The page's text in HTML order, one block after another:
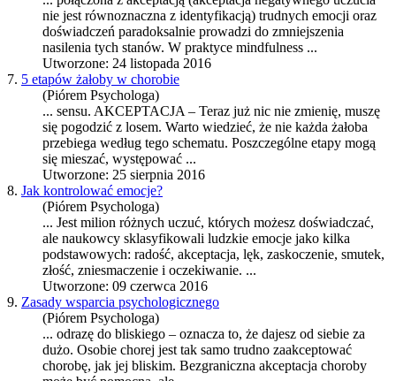
nie jest równoznaczna z identyfikacją) trudnych emocji oraz
doświadczeń paradoksalnie prowadzi do zmniejszenia
nasilenia tych stanów. W praktyce mindfulness ...
Utworzone: 24 listopada 2016
7. 5 etapów żałoby w chorobie
(Piórem Psychologa)
... sensu. AKCEPTACJA – Teraz już nic nie zmienię, muszę
się pogodzić z losem. Warto wiedzieć, że nie każda żałoba
przebiega według tego schematu. Poszczególne etapy mogą
się mieszać, występować ...
Utworzone: 25 sierpnia 2016
8. Jak kontrolować emocje?
(Piórem Psychologa)
... Jest milion różnych uczuć, których możesz doświadczać,
ale naukowcy sklasyfikowali ludzkie emocje jako kilka
podstawowych: radość, akceptacja, lęk, zaskoczenie, smutek,
złość, zniesmaczenie i oczekiwanie. ...
Utworzone: 09 czerwca 2016
9. Zasady wsparcia psychologicznego
(Piórem Psychologa)
... odrazę do bliskiego – oznacza to, że dajesz od siebie za
dużo. Osobie chorej jest tak samo trudno zaakceptować
chorobę, jak jej bliskim. Bezgraniczna akceptacja choroby